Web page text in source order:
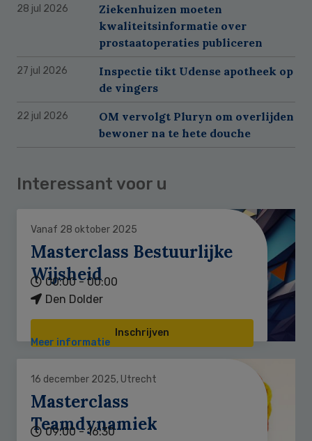
28 jul 2026
Ziekenhuizen moeten
kwaliteitsinformatie over
prostaatoperaties publiceren
27 jul 2026
Inspectie tikt Udense apotheek op
de vingers
22 jul 2026
OM vervolgt Pluryn om overlijden
bewoner na te hete douche
Interessant voor u
Vanaf 28 oktober 2025
Masterclass Bestuurlijke
Wijsheid
00:00 - 00:00
Den Dolder
Inschrijven
Meer informatie
16 december 2025, Utrecht
Masterclass
Teamdynamiek
09:00 - 16:30